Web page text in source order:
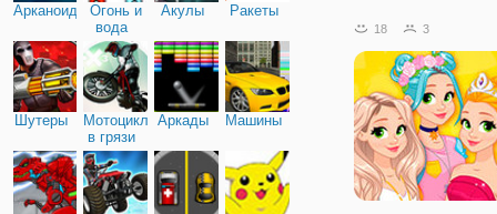
Арканоид
Огонь и
вода
Акулы Ракеты
Шутеры
Мотоциклы
в грязи
Аркады Машины
игра для девочек
вы будете в роли
предстоит создать
аниме
18 3